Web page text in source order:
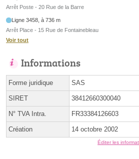
Arrêt Poste - 20 Rue de la Barre
Ligne 3458, à 736 m
Arrêt Place - 15 Rue de Fontainebleau
Voir tout
Informations
Forme juridique SAS
SIRET 38412660300040
N° TVA Intra. FR33384126603
Création 14 octobre 2002
Éditer les